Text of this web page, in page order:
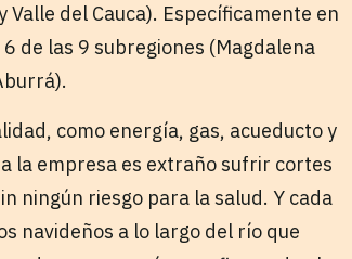
Valle del Cauca). Específicamente en
de las 9 subregiones (Magdalena
como energía, gas, acueducto y
la empresa es extraño sufrir cortes
ningún riesgo para la salud. Y cada
navideños a lo largo del río que